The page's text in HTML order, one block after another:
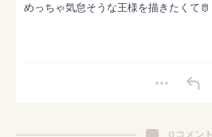
めっちゃ気怠そうな王様を描きたくて🫅
0 コメント